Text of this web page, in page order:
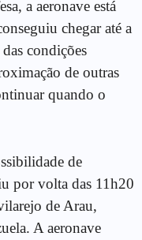
a aeronave está
chegar até a
condições
de outras
quando o
de
por volta das 11h20
de Arau,
A aeronave